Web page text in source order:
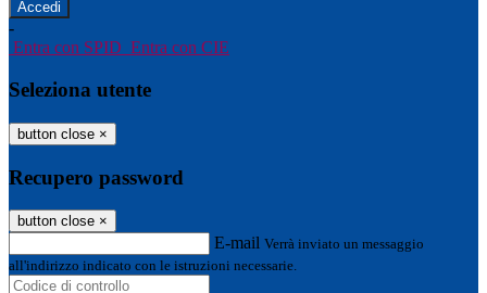
-
Entra con SPID Entra con CIE
Seleziona utente
button close ×
Recupero password
button close ×
E-mail Verrà inviato un messaggio
all'indirizzo indicato con le istruzioni necessarie.